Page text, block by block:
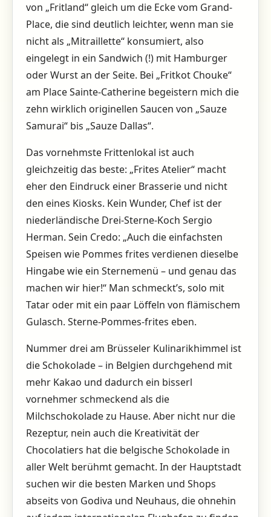
von „Fritland“ gleich um die Ecke vom Grand-
Place, die sind deutlich leichter, wenn man sie
nicht als „Mitraillette“ konsumiert, also
eingelegt in ein Sandwich (!) mit Hamburger
oder Wurst an der Seite. Bei „Fritkot Chouke“
am Place Sainte-Catherine begeistern mich die
zehn wirklich originellen Saucen von „Sauze
Samurai“ bis „Sauze Dallas“.
Das vornehmste Frittenlokal ist auch
gleichzeitig das beste: „Frites Atelier“ macht
eher den Eindruck einer Brasserie und nicht
den eines Kiosks. Kein Wunder, Chef ist der
niederländische Drei-Sterne-Koch Sergio
Herman. Sein Credo: „Auch die einfachsten
Speisen wie Pommes frites verdienen dieselbe
Hingabe wie ein Sternemenü – und genau das
machen wir hier!“ Man schmeckt’s, solo mit
Tatar oder mit ein paar Löffeln von flämischem
Gulasch. Sterne-Pommes-frites eben.
Nummer drei am Brüsseler Kulinarikhimmel ist
die Schokolade – in Belgien durchgehend mit
mehr Kakao und dadurch ein bisserl
vornehmer schmeckend als die
Milchschokolade zu Hause. Aber nicht nur die
Rezeptur, nein auch die Kreativität der
Chocolatiers hat die belgische Schokolade in
aller Welt berühmt gemacht. In der Hauptstadt
suchen wir die besten Marken und Shops
abseits von Godiva und Neuhaus, die ohnehin